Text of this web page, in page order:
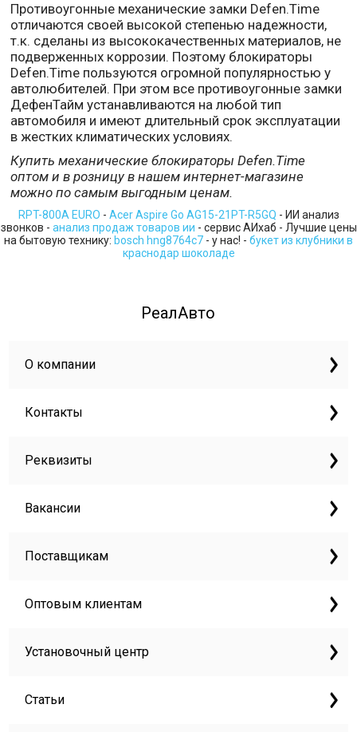
Противоугонные механические замки Defen.Time
отличаются своей высокой степенью надежности,
т.к. сделаны из высококачественных материалов, не
подверженных коррозии. Поэтому блокираторы
Defen.Time пользуются огромной популярностью у
автолюбителей. При этом все противоугонные замки
ДефенТайм устанавливаются на любой тип
автомобиля и имеют длительный срок эксплуатации
в жестких климатических условиях.
Купить механические блокираторы Defen.Time
оптом и в розницу в нашем интернет-магазине
можно по самым выгодным ценам.
RPT-800A EURO - Acer Aspire Go AG15-21PT-R5GQ - ИИ анализ
звонков - анализ продаж товаров ии - сервис АИхаб - Лучшие цены
на бытовую технику: bosch hng8764c7 - у нас! - букет из клубники в
краснодар шоколаде
РеалАвто
О компании
Контакты
Реквизиты
Вакансии
Поставщикам
Оптовым клиентам
Установочный центр
Статьи